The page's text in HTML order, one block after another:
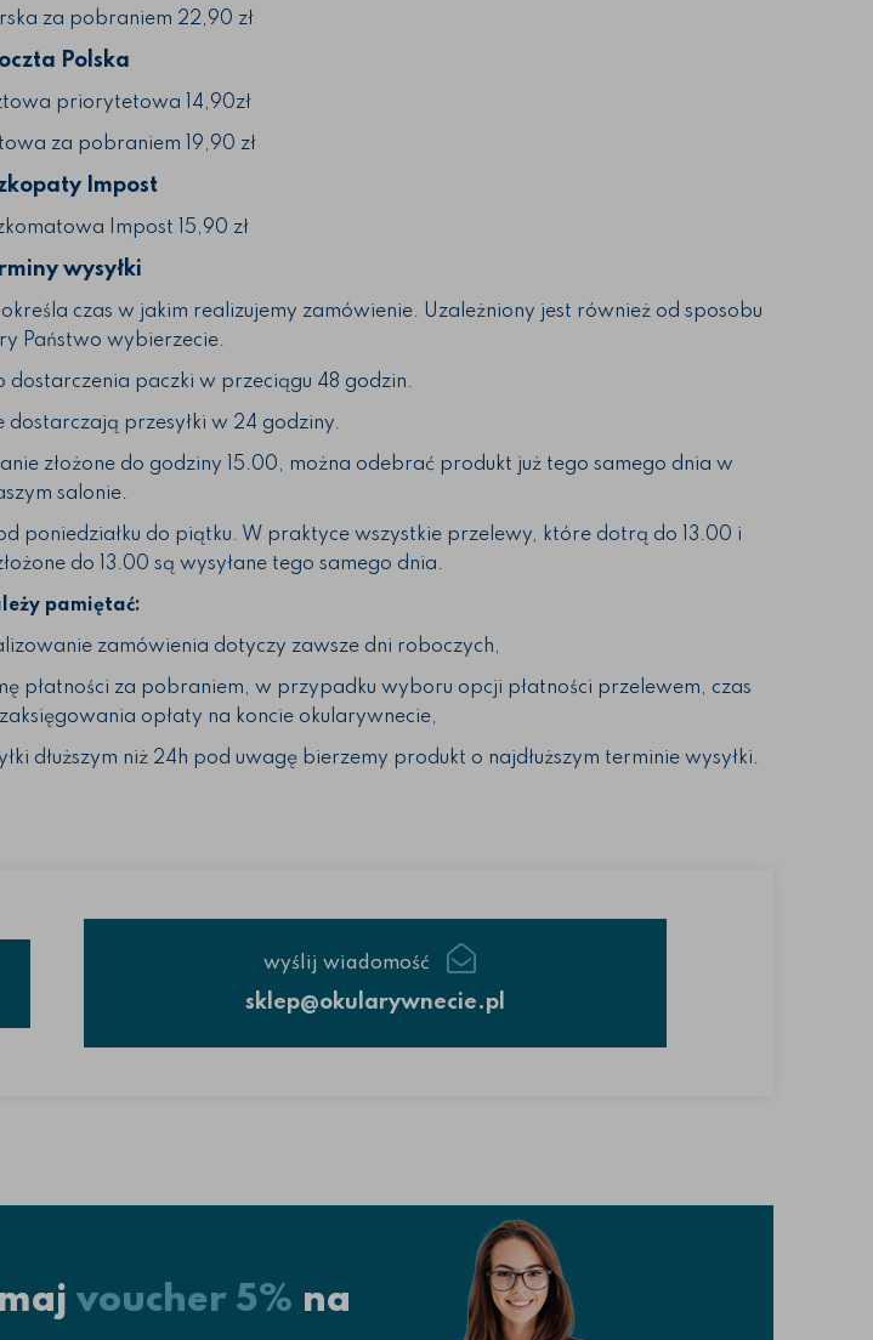
za pobraniem 22,90 zł
Polska
priorytetowa 14,90zł
za pobraniem 19,90 zł
Impost
Impost 15,90 zł
wysyłki
czas w jakim realizujemy zamówienie. Uzależniony jest również od sposobu
Państwo wybierzecie.
dostarczenia paczki w przeciągu 48 godzin.
dostarczają przesyłki w 24 godziny.
złożone do godziny 15.00, można odebrać produkt już tego samego dnia w
salonie.
poniedziałku do piątku. W praktyce wszystkie przelewy, które dotrą do 13.00 i
do 13.00 są wysyłane tego samego dnia.
pamiętać:
zamówienia dotyczy zawsze dni roboczych,
za pobraniem, w przypadku wyboru opcji płatności przelewem, czas
opłaty na koncie okularywnecie,
dłuższym niż 24h pod uwagę bierzemy produkt o najdłuższym terminie wysyłki.
wyślij wiadomość
sklep@okularywnecie.pl
voucher 5% na